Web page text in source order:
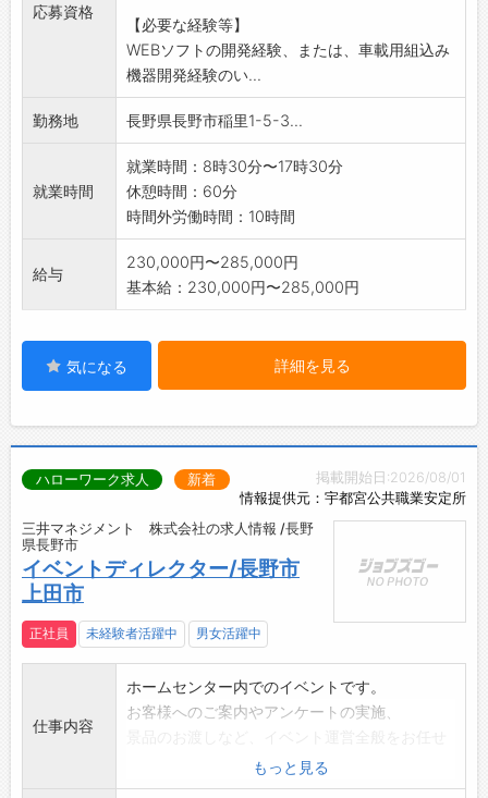
属部署でOJT研修を実施します。
これまでのご経験や使用言語に応じて業務を割
り振ります。（開発経験の浅い方の場合は、外
ことを想定しています）
【職場の雰囲気】
落ち着いた雰囲気の中自分のペースでお仕事い
ただけます。
・日勤帯、土日休みでプライベートも充実！！
・有給休暇取得率：86％（2024年度全社員実
績）
【社内設備】
・ウォーターサーバー
プラットフォーム:◆1 WINDOWS◆2
LINUX
データベース:◆2 ORACLEまたは
POSTGRESQL
開発言語:◆1 C++◆2 JAVAまたはPHP
応募資格
【必要な経験等】
WEBソフトの開発経験、または、車載用組込み
機器開発経験のい...
勤務地 長野県長野市稲里1-5-3...
就業時間
就業時間：8時30分〜17時30分
休憩時間：60分
時間外労働時間：10時間
給与
230,000円〜285,000円
基本給：230,000円〜285,000円
気になる 詳細を見る
掲載開始日:2026/08/01
情報提供元：宇都宮公共職業安定所
ハローワーク求人 新着
三井マネジメント 株式会社の求人情報 /長野
県長野市
イベントディレクター/長野市
上田市
正社員 未経験者活躍中 男女活躍中
仕事内容
ホームセンター内でのイベントです。
お客様へのご案内やアンケートの実施、
未経験の方でも安心してスタートできるお仕事
もっと見る